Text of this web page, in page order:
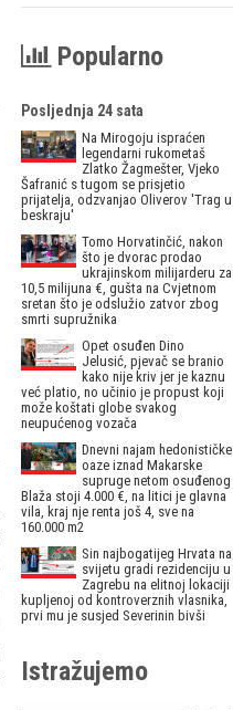
Popularno
Posljednja 24 sata
Na Mirogoju ispraćen
legendarni rukometaš
Zlatko Žagmešter, Vjeko
Šafranić s tugom se prisjetio
prijatelja, odzvanjao Oliverov 'Trag u
beskraju'
Tomo Horvatinčić, nakon
što je dvorac prodao
ukrajinskom milijarderu za
10,5 milijuna €, gušta na Cvjetnom
sretan što je odslužio zatvor zbog
smrti supružnika
Opet osuđen Dino
Jelusić, pjevač se branio
kako nije kriv jer je kaznu
već platio, no učinio je propust koji
može koštati globe svakog
neupućenog vozača
Dnevni najam hedonističke
oaze iznad Makarske
supruge netom osuđenog
Blaža stoji 4.000 €, na litici je glavna
vila, kraj nje renta još 4, sve na
160.000 m2
Sin najbogatijeg Hrvata na
svijetu gradi rezidenciju u
Zagrebu na elitnoj lokaciji
kupljenoj od kontroverznih vlasnika,
prvi mu je susjed Severinin bivši
Istražujemo